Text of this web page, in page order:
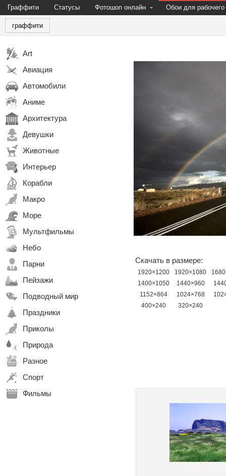
Граффити Статусы Фотошоп онлайн Обои для рабочего
граффити
Art
Авиация
Автомобили
Аниме
Архитектура
Девушки
Животные
Интерьер
Корабли
Макро
Море
Мультфильмы
Небо
Парни
Пейзажи
Подводный мир
Праздники
Приколы
Природа
Разное
Спорт
Фильмы
Скачать в размере:
1920×1200 1920×1080
1400×1050
1440×960
1152×864
1024×768
400×240
320×240